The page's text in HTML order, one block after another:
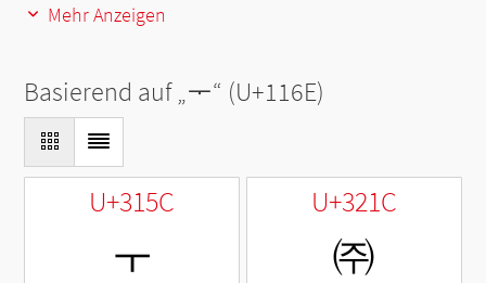
Mehr Anzeigen
Basierend auf „ᅮ“ (U+116E)
U+315C
ㅜ
U+321C
㈜